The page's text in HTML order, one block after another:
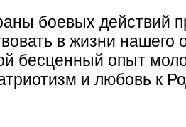
боевых действий
в жизни нашего
бесценный опыт
и любовь к